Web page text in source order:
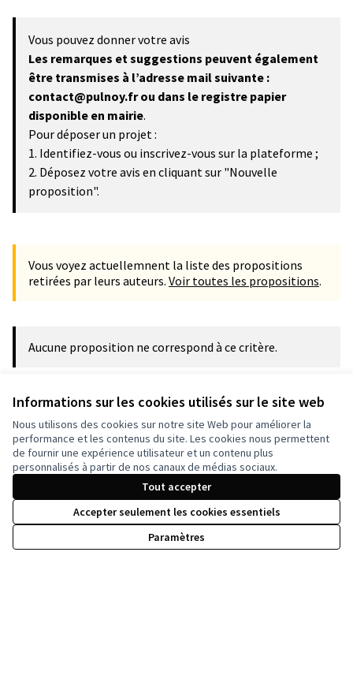
Informations sur les cookies utilisés sur le site web
Nous utilisons des cookies sur notre site Web pour améliorer la
performance et les contenus du site. Les cookies nous permettent
de fournir une expérience utilisateur et un contenu plus
personnalisés à partir de nos canaux de médias sociaux.
Tout accepter
Accepter seulement les cookies essentiels
Paramètres
Vous pouvez donner votre avis
Les remarques et suggestions peuvent également
être transmises à l’adresse mail suivante :
contact@pulnoy.fr ou dans le registre papier
disponible en mairie.
Pour déposer un projet :
1. Identifiez-vous ou inscrivez-vous sur la plateforme ;
2. Déposez votre avis en cliquant sur "Nouvelle
proposition".
Vous voyez actuellemnent la liste des propositions
retirées par leurs auteurs. Voir toutes les propositions.
Aucune proposition ne correspond à ce critère.
Voir toutes les propositions